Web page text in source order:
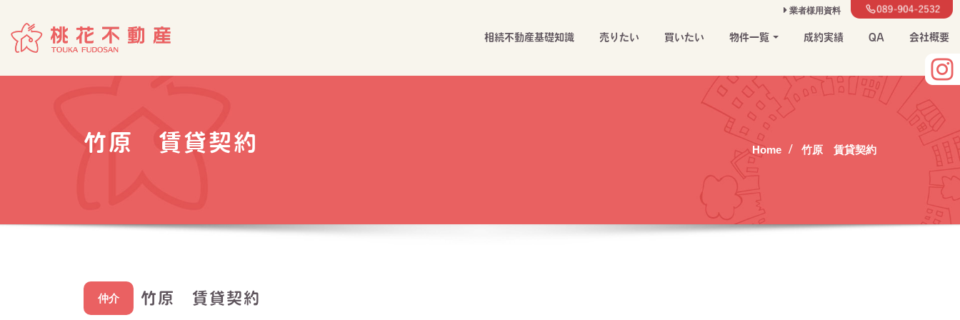
content
相続不動産基礎知識 売りたい 買いたい 物件一覧 成約実績 QA 会社概要
竹原 賃貸契約 Home 竹原 賃貸契約
竹原 賃貸契約
仲介
業者様用資料